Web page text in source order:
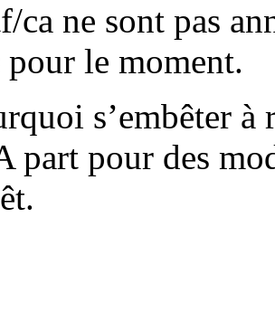
ca ne sont pas
le moment.
s’embêter
part pour des